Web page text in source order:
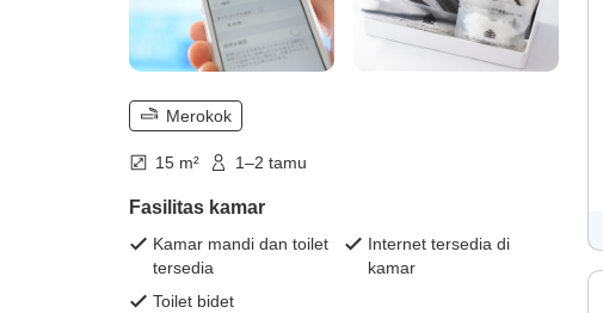
Merokok
15 m² 1–2 tamu
Fasilitas kamar
Kamar mandi dan toilet
tersedia
Internet tersedia di
kamar
Toilet bidet